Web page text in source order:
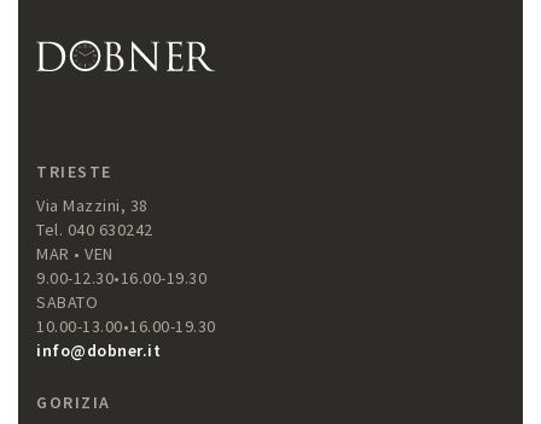
TRIESTE
Via Mazzini, 38
Tel. 040 630242
MAR • VEN
9.00-12.30•16.00-19.30
SABATO
10.00-13.00•16.00-19.30
info@dobner.it
GORIZIA